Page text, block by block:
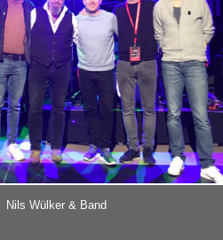
Nils Wülker & Band